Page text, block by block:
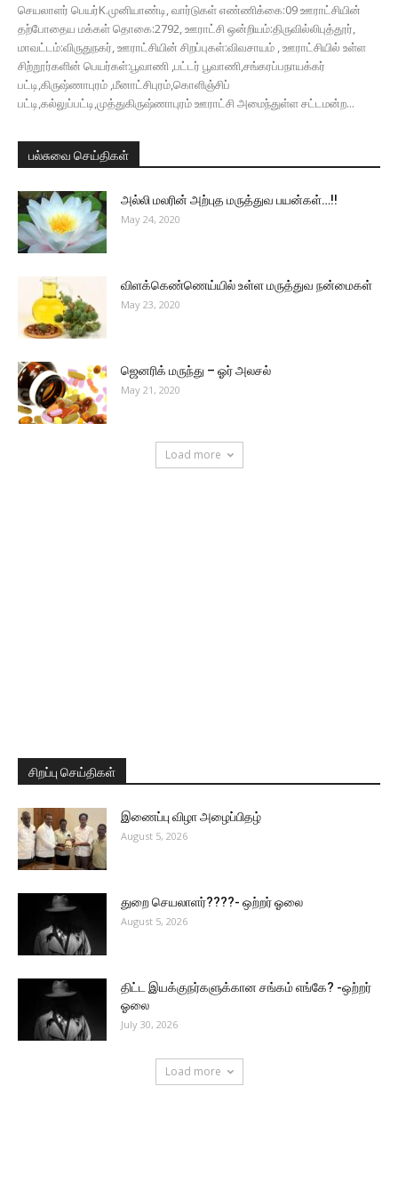
செயலாளர் பெயர்K.முனியாண்டி, வார்டுகள் எண்ணிக்கை:09 ஊராட்சியின்
தற்போதைய மக்கள் தொகை:2792, ஊராட்சி ஒன்றியம்:திருவில்லிபுத்தூர்,
மாவட்டம்:விருதுநகர், ஊராட்சியின் சிறப்புகள்:விவசாயம் , ஊராட்சியில் உள்ள
சிற்றூர்களின் பெயர்கள்:பூவாணி ,பட்டர் பூவாணி,சங்கரப்பநாயக்கர்
பட்டி,கிருஷ்ணாபுரம் ,மீனாட்சிபுரம்,கொளிஞ்சிப்
பட்டி,கல்லுப்பட்டி,முத்துகிருஷ்ணாபுரம் ஊராட்சி அமைந்துள்ள சட்டமன்ற...
பல்சுவை செய்திகள்
அல்லி மலரின் அற்புத மருத்துவ பயன்கள்…!!
May 24, 2020
விளக்கெண்ணெய்யில் உள்ள மருத்துவ நன்மைகள்
May 23, 2020
ஜெனரிக் மருந்து – ஓர் அலசல்
May 21, 2020
Load more
சிறப்பு செய்திகள்
இணைப்பு விழா அழைப்பிதழ்
August 5, 2026
துறை செயலாளர்????- ஒற்றர் ஓலை
August 5, 2026
திட்ட இயக்குநர்களுக்கான சங்கம் எங்கே? -ஒற்றர்
ஓலை
July 30, 2026
Load more